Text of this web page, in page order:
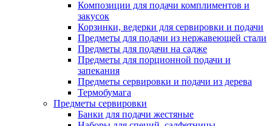
Композиции для подачи комплиментов и
закусок
Корзинки, ведерки для сервировки и подачи
Предметы для подачи из нержавеющей стали
Предметы для подачи на садже
Предметы для порционной подачи и
запекания
Предметы сервировки и подачи из дерева
Термобумага
Предметы сервировки
Банки для подачи жестяные